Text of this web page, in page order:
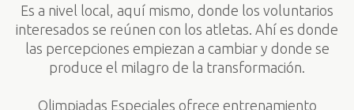
Es a nivel local, aquí mismo, donde los voluntarios
interesados se reúnen con los atletas. Ahí es donde
las percepciones empiezan a cambiar y donde se
produce el milagro de la transformación.
Olimpiadas Especiales ofrece entrenamiento